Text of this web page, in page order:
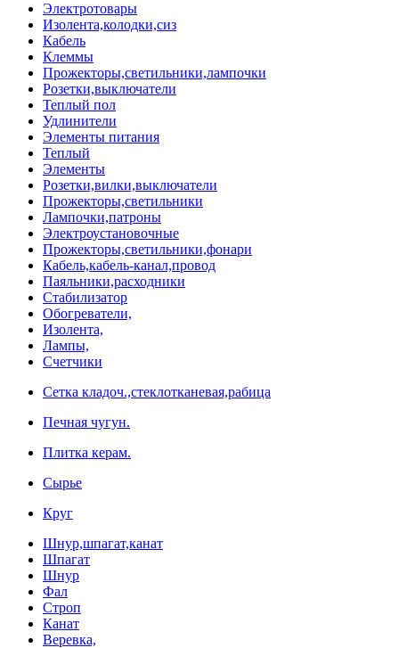
Электротовары
Изолента,колодки,сиз
Кабель
Клеммы
Прожекторы,светильники,лампочки
Розетки,выключатели
Теплый пол
Удлинители
Элементы питания
Теплый
Элементы
Розетки,вилки,выключатели
Прожекторы,светильники
Лампочки,патроны
Электроустановочные
Прожекторы,светильники,фонари
Кабель,кабель-канал,провод
Паяльники,расходники
Стабилизатор
Обогреватели,
Изолента,
Лампы,
Счетчики
Сетка кладоч.,стеклотканевая,рабица
Печная чугун.
Плитка керам.
Сырье
Круг
Шнур,шпагат,канат
Шпагат
Шнур
Фал
Строп
Канат
Веревка,